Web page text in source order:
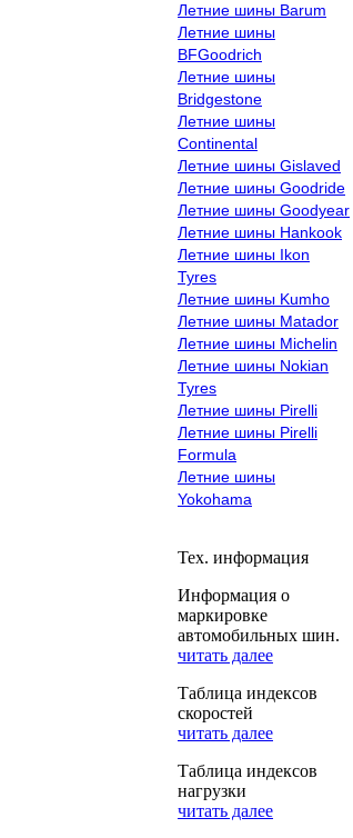
Летние шины Barum
Летние шины
BFGoodrich
Летние шины
Bridgestone
Летние шины
Continental
Летние шины Gislaved
Летние шины Goodride
Летние шины Goodyear
Летние шины Hankook
Летние шины Ikon
Tyres
Летние шины Kumho
Летние шины Matador
Летние шины Michelin
Летние шины Nokian
Tyres
Летние шины Pirelli
Летние шины Pirelli
Formula
Летние шины
Yokohama
Тех. информация
Информация о
маркировке
автомобильных шин.
читать далее
Таблица индексов
скоростей
читать далее
Таблица индексов
нагрузки
читать далее